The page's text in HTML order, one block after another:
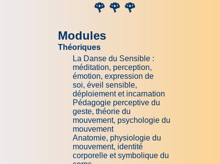
🌹 🌹 🌹
Modules
Théoriques
La Danse du Sensible :
méditation, perception,
émotion, expression de
soi, éveil sensible,
déploiement et incarnation
Pédagogie perceptive du
geste, théorie du
mouvement, psychologie du
mouvement
Anatomie, physiologie du
mouvement, identité
corporelle et symbolique du